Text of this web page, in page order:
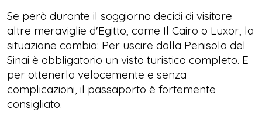
Se però durante il soggiorno decidi di visitare
altre meraviglie d'Egitto, come Il Cairo o Luxor, la
situazione cambia: Per uscire dalla Penisola del
Sinai è obbligatorio un visto turistico completo. E
per ottenerlo velocemente e senza
complicazioni, il passaporto è fortemente
consigliato.